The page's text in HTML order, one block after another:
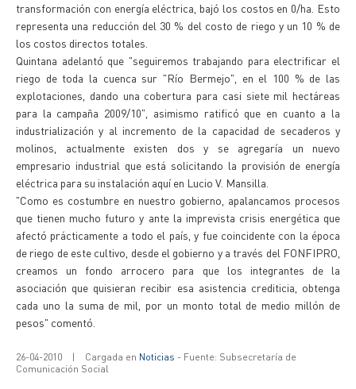
transformación con energía eléctrica, bajó los costos en 0/ha. Esto
representa una reducción del 30 % del costo de riego y un 10 % de
los costos directos totales.
Quintana adelantó que "seguiremos trabajando para electrificar el
riego de toda la cuenca sur "Río Bermejo", en el 100 % de las
explotaciones, dando una cobertura para casi siete mil hectáreas
para la campaña 2009/10", asimismo ratificó que en cuanto a la
industrialización y al incremento de la capacidad de secaderos y
molinos, actualmente existen dos y se agregaría un nuevo
empresario industrial que está solicitando la provisión de energía
eléctrica para su instalación aquí en Lucio V. Mansilla.
"Como es costumbre en nuestro gobierno, apalancamos procesos
que tienen mucho futuro y ante la imprevista crisis energética que
afectó prácticamente a todo el país, y fue coincidente con la época
de riego de este cultivo, desde el gobierno y a través del FONFIPRO,
creamos un fondo arrocero para que los integrantes de la
asociación que quisieran recibir esa asistencia crediticia, obtenga
cada uno la suma de mil, por un monto total de medio millón de
pesos" comentó.
26-04-2010 | Cargada en Noticias - Fuente: Subsecretaría de
Comunicación Social